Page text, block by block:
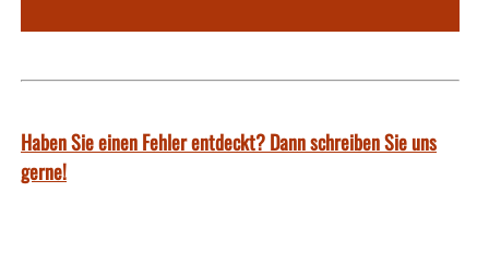
Haben Sie einen Fehler entdeckt? Dann schreiben Sie uns
gerne!